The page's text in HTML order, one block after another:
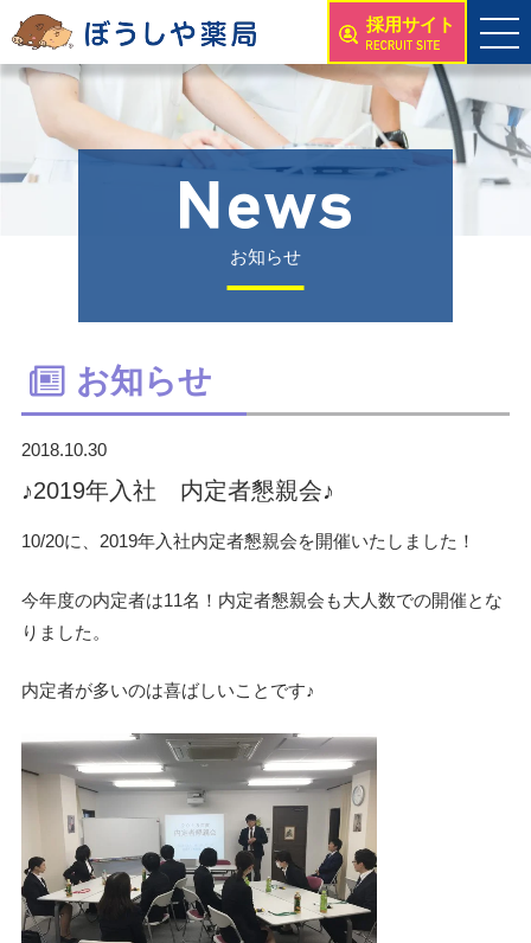
採用サイト
お知らせ
お知らせ
2018.10.30
♪2019年入社 内定者懇親会♪
10/20に、2019年入社内定者懇親会を開催いたしました！
今年度の内定者は11名！内定者懇親会も大人数での開催とな
りました。
内定者が多いのは喜ばしいことです♪